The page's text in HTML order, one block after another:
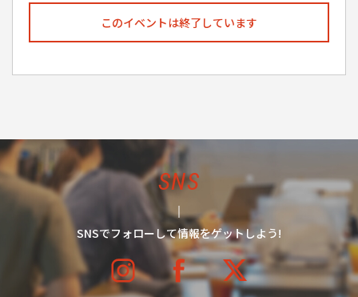
このイベントは終了しています
SNS
SNSでフォローして情報をゲットしよう!